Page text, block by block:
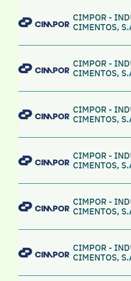
CIMPOR -
CIMENTOS,
CIMPOR -
CIMENTOS,
CIMPOR -
CIMENTOS,
CIMPOR -
CIMENTOS,
CIMPOR -
CIMENTOS,
CIMPOR -
CIMENTOS,